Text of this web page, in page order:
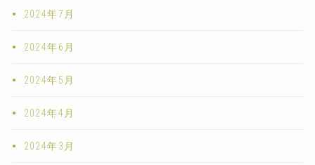
2024年7月
2024年6月
2024年5月
2024年4月
2024年3月